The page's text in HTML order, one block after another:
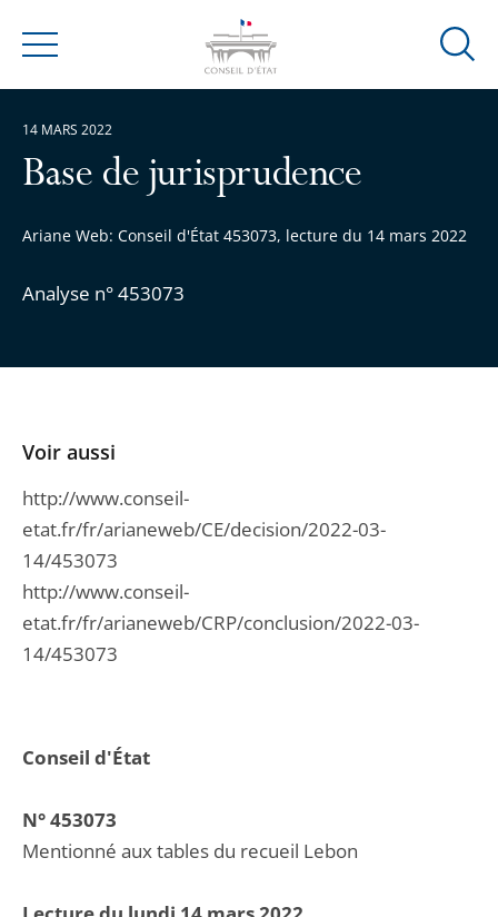
Menu
Ouvrir
Base de jurisprudence
Ariane Web: Conseil d'État 453073, lecture du 14 mars 2022
Analyse n° 453073
14 MARS 2022
Conseil d'État
N° 453073
Mentionné aux tables du recueil Lebon
Voir aussi
http://www.conseil-
etat.fr/fr/arianeweb/CE/decision/2022-03-
14/453073
http://www.conseil-
etat.fr/fr/arianeweb/CRP/conclusion/2022-03-
14/453073